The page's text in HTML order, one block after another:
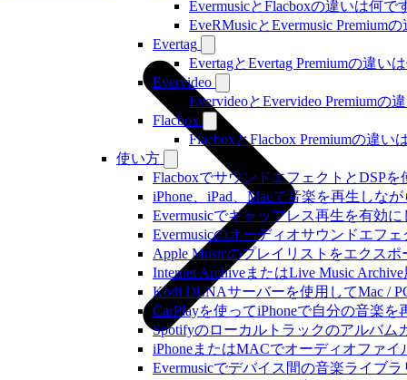
EvermusicとFlacboxの違いは何で
EveRMusicとEvermusic Premium
Evertag
EvertagとEvertag Premiumの違い
Evervideo
EvervideoとEvervideo Premiumの
Flacbox
FlacboxとFlacbox Premiumの違い
使い方
FlacboxでサウンドエフェクトとDSPを
iPhone、iPad、Macで音楽を再生しな
Evermusicでギャップレス再生を有効
Evermusicのオーディオサウンドエフ
Apple Musicのプレイリストをエクス
Internet ArchiveまたはLive Music
Kodi DLNAサーバーを使用してMac /
CarPlayを使ってiPhoneで自分の音楽を
Spotifyのローカルトラックのアルバ
iPhoneまたはMACでオーディオファ
Evermusicでデバイス間の音楽ライブ